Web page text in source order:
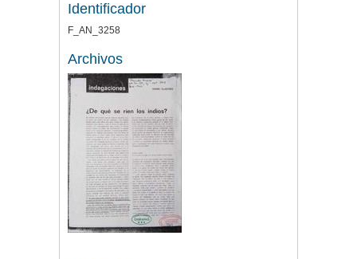
Identificador
F_AN_3258
Archivos